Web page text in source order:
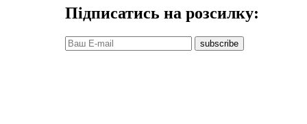
Підписатись на розсилку:
subscribe